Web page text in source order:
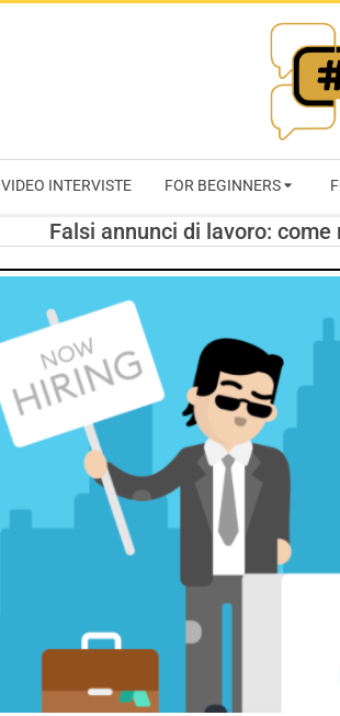
VIDEO INTERVISTE FOR BEGINNERS
Falsi annunci di lavoro: